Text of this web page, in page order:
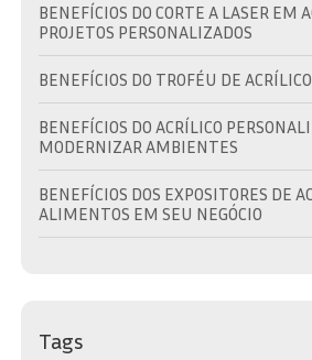
BENEFÍCIOS DO CORTE A LASER EM ACRÍLICO PARA
PROJETOS PERSONALIZADOS
BENEFÍCIOS DO TROFÉU DE ACRÍLICO
BENEFÍCIOS DO ACRÍLICO PERSONALIZADO PARA
MODERNIZAR AMBIENTES
BENEFÍCIOS DOS EXPOSITORES DE ACRÍLICO PARA
ALIMENTOS EM SEU NEGÓCIO
SUA MARCA E EVENTO
Tags